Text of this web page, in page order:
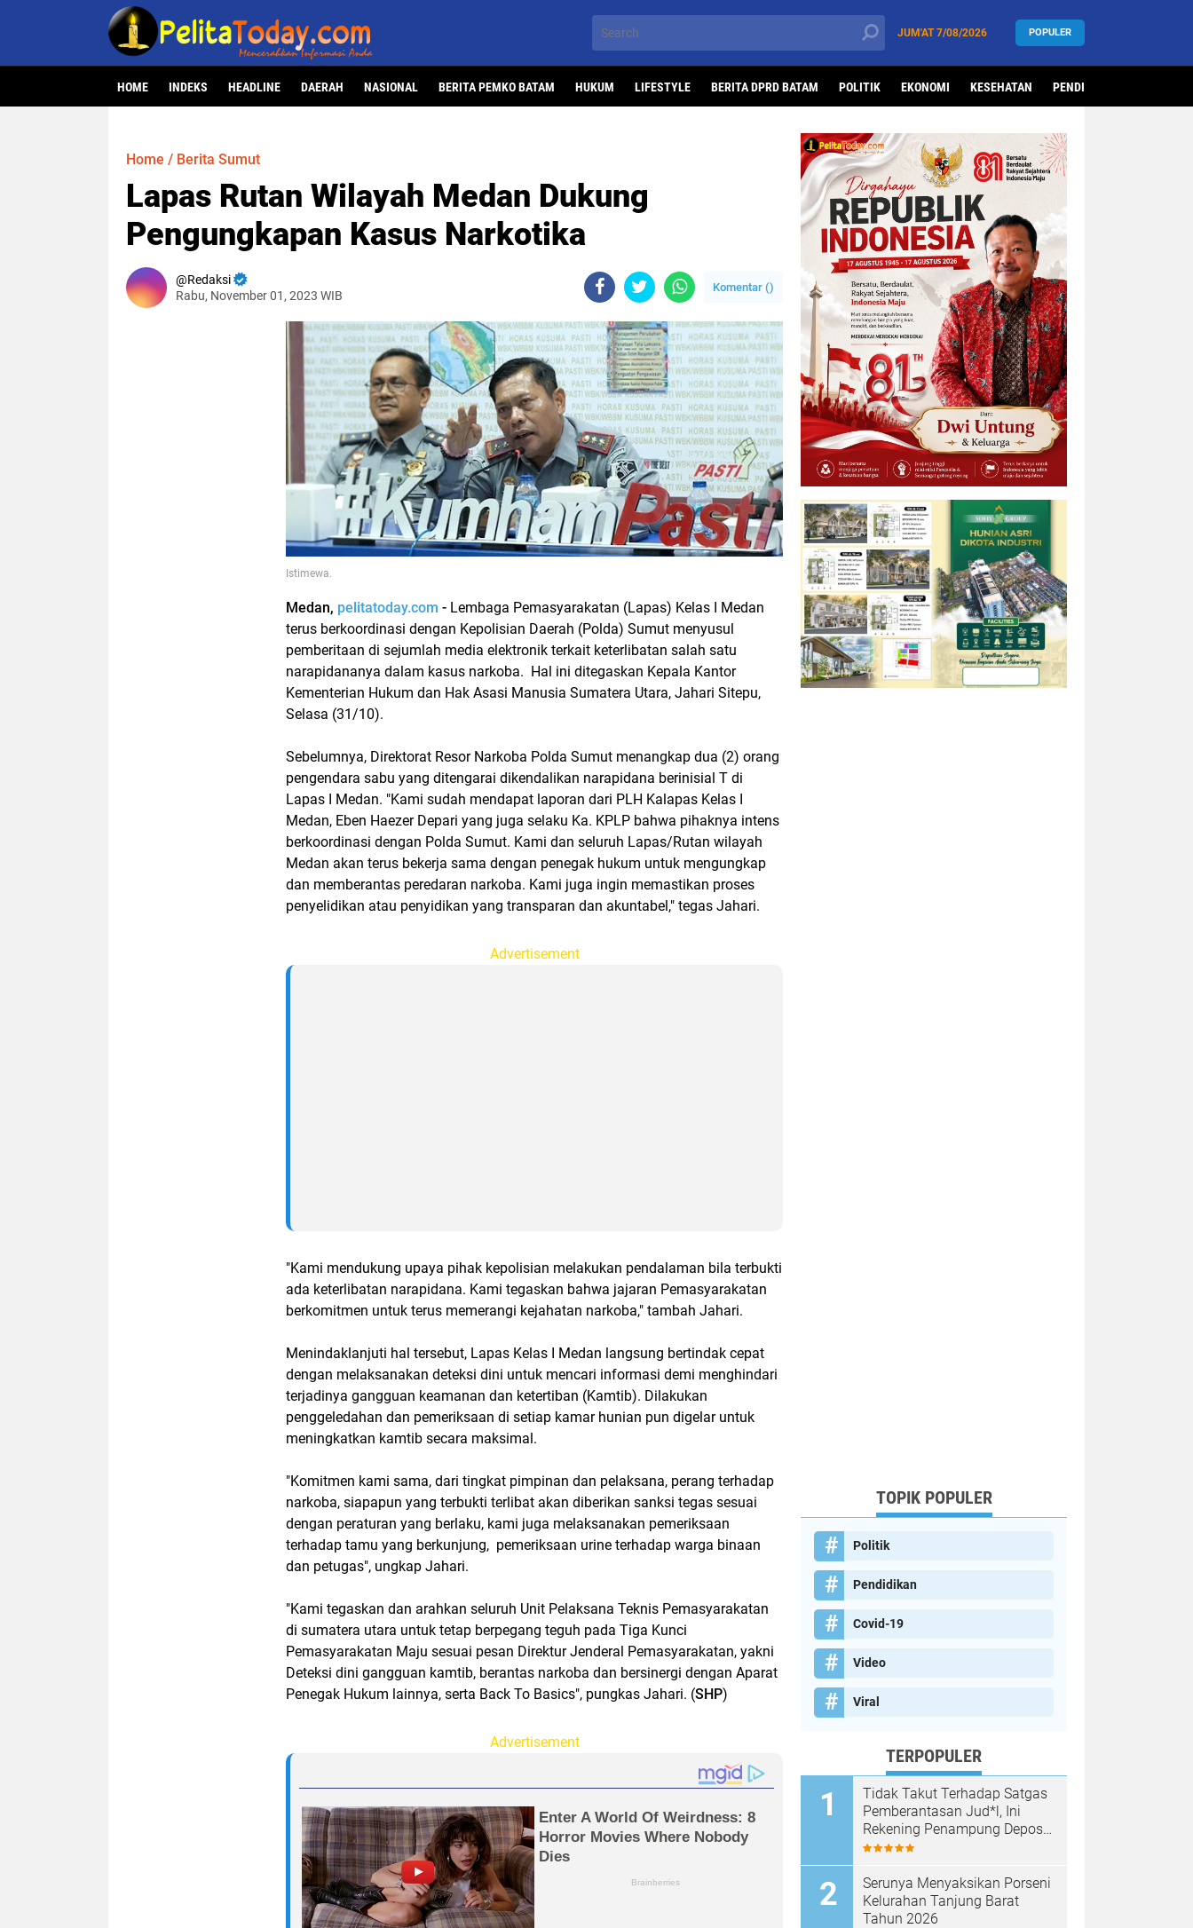
JUM'AT7/08/2026 POPULER
HOME INDEKS HEADLINE DAERAH NASIONAL BERITA PEMKO BATAM HUKUM LIFESTYLE BERITA DPRD BATAM POLITIK EKONOMI KESEHATAN PENDIDIKAN
Home / Berita Sumut
Lapas Rutan Wilayah Medan Dukung
Pengungkapan Kasus Narkotika
Redaksi
Rabu, November 01, 2023 WIB
Komentar ()
Istimewa.
Medan, pelitatoday.com - Lembaga Pemasyarakatan (Lapas) Kelas I Medan
terus berkoordinasi dengan Kepolisian Daerah (Polda) Sumut menyusul
pemberitaan di sejumlah media elektronik terkait keterlibatan salah satu
narapidananya dalam kasus narkoba. Hal ini ditegaskan Kepala Kantor
Kementerian Hukum dan Hak Asasi Manusia Sumatera Utara, Jahari Sitepu,
Selasa (31/10).
Sebelumnya, Direktorat Resor Narkoba Polda Sumut menangkap dua (2) orang
pengendara sabu yang ditengarai dikendalikan narapidana berinisial T di
Lapas I Medan. "Kami sudah mendapat laporan dari PLH Kalapas Kelas I
Medan, Eben Haezer Depari yang juga selaku Ka. KPLP bahwa pihaknya intens
berkoordinasi dengan Polda Sumut. Kami dan seluruh Lapas/Rutan wilayah
Medan akan terus bekerja sama dengan penegak hukum untuk mengungkap
dan memberantas peredaran narkoba. Kami juga ingin memastikan proses
penyelidikan atau penyidikan yang transparan dan akuntabel," tegas Jahari.
Advertisement
"Kami mendukung upaya pihak kepolisian melakukan pendalaman bila terbukti
ada keterlibatan narapidana. Kami tegaskan bahwa jajaran Pemasyarakatan
berkomitmen untuk terus memerangi kejahatan narkoba," tambah Jahari.
Menindaklanjuti hal tersebut, Lapas Kelas I Medan langsung bertindak cepat
dengan melaksanakan deteksi dini untuk mencari informasi demi menghindari
terjadinya gangguan keamanan dan ketertiban (Kamtib). Dilakukan
penggeledahan dan pemeriksaan di setiap kamar hunian pun digelar untuk
meningkatkan kamtib secara maksimal.
"Komitmen kami sama, dari tingkat pimpinan dan pelaksana, perang terhadap
narkoba, siapapun yang terbukti terlibat akan diberikan sanksi tegas sesuai
dengan peraturan yang berlaku, kami juga melaksanakan pemeriksaan
terhadap tamu yang berkunjung, pemeriksaan urine terhadap warga binaan
dan petugas", ungkap Jahari.
"Kami tegaskan dan arahkan seluruh Unit Pelaksana Teknis Pemasyarakatan
di sumatera utara untuk tetap berpegang teguh pada Tiga Kunci
Pemasyarakatan Maju sesuai pesan Direktur Jenderal Pemasyarakatan, yakni
Deteksi dini gangguan kamtib, berantas narkoba dan bersinergi dengan Aparat
Penegak Hukum lainnya, serta Back To Basics", pungkas Jahari. (SHP)
Advertisement
TOPIK POPULER
Politik
Pendidikan
Covid-19
Video
Viral
TERPOPULER
Tidak Takut Terhadap Satgas
Pemberantasan Jud*l, Ini
Rekening Penampung Deposit
di Situs MENARA4D
Serunya Menyaksikan Porseni
Kelurahan Tanjung Barat
Tahun 2026